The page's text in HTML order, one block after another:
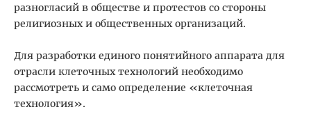
разногласий в обществе и протестов со стороны
религиозных и общественных организаций.
Для разработки единого понятийного аппарата для
отрасли клеточных технологий необходимо
рассмотреть и само определение «клеточная
технология».